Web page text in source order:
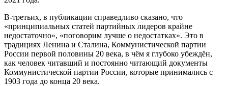
В-третьих, в публикации справедливо сказано, что
«принципиальных статей партийных лидеров крайне
недостаточно», «поговорим лучше о недостатках». Это в
традициях Ленина и Сталина, Коммунистической партии
России первой половины 20 века, в чём я глубоко убеждён,
как человек читавший и постоянно читающий документы
Коммунистической партии России, которые принимались с
1903 года до конца 20 века.